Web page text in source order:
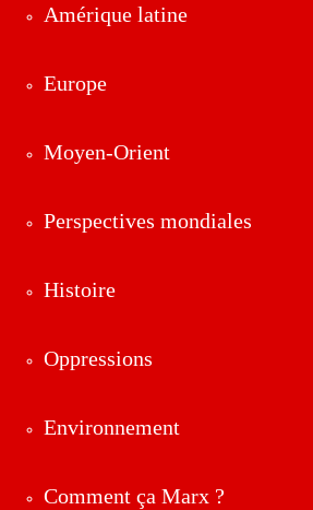
Amérique latine
Europe
Moyen-Orient
Perspectives mondiales
Histoire
Oppressions
Environnement
Comment ça Marx ?